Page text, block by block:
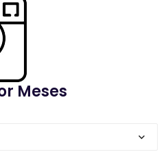
Meses